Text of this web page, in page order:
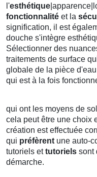
l'esthétique
fonctionnalité et la
signification, il est
douche s'intègre
Sélectionner des
traitements de surface
globale de la pièce
qui est à la fois
qui ont les moyens de
cela peut être une choix
création est effectuée
qui préfèrent une auto-
tutoriels ettutoriels sont
démarche.